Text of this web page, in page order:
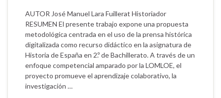
AUTOR José Manuel Lara Fuillerat Historiador
RESUMEN El presente trabajo expone una propuesta
metodológica centrada en el uso de la prensa histórica
digitalizada como recurso didáctico en la asignatura de
Historia de España en 2.º de Bachillerato. A través de un
enfoque competencial amparado por la LOMLOE, el
proyecto promueve el aprendizaje colaborativo, la
investigación …